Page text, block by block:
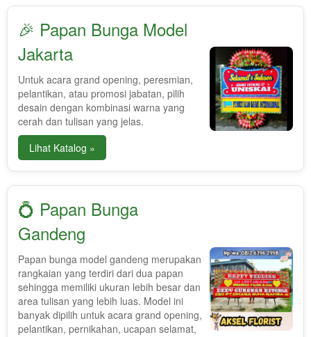
🎉 Papan Bunga Model
Jakarta
Untuk acara grand opening, peresmian,
pelantikan, atau promosi jabatan, pilih
desain dengan kombinasi warna yang
cerah dan tulisan yang jelas.
Lihat Katalog »
💍 Papan Bunga
Gandeng
Papan bunga model gandeng merupakan
rangkaian yang terdiri dari dua papan
sehingga memiliki ukuran lebih besar dan
area tulisan yang lebih luas. Model ini
banyak dipilih untuk acara grand opening,
pelantikan, pernikahan, ucapan selamat,